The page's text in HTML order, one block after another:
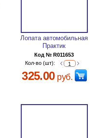
Лопата автомобильная
Практик
Код № R011653
Кол-во (шт):
325.00руб.